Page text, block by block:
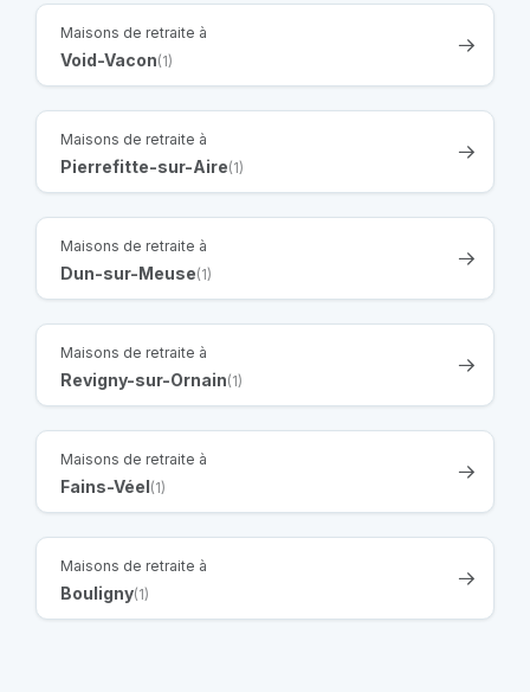
Maisons de retraite à
Void-Vacon(1)
Maisons de retraite à
Pierrefitte-sur-Aire(1)
Maisons de retraite à
Dun-sur-Meuse(1)
Maisons de retraite à
Revigny-sur-Ornain(1)
Maisons de retraite à
Fains-Véel(1)
Maisons de retraite à
Bouligny(1)